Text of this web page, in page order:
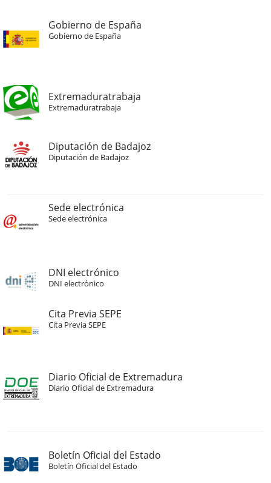
Gobierno de España
Gobierno de España
Extremaduratrabaja
Extremaduratrabaja
Diputación de Badajoz
Diputación de Badajoz
Sede electrónica
Sede electrónica
DNI electrónico
DNI electrónico
Cita Previa SEPE
Cita Previa SEPE
Diario Oficial de Extremadura
Diario Oficial de Extremadura
Boletín Oficial del Estado
Boletín Oficial del Estado